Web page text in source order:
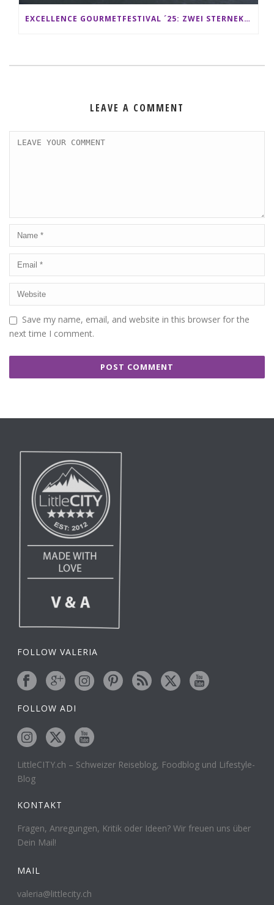
EXCELLENCE GOURMETFESTIVAL ´25: ZWEI STERNEKÖCHE ANTONIO GUIDA & DARIO MORESCO VERWÖHNEN IHRE GÄSTE AUF EINER LUXERIÖSEN SCHIFFSREISE
LEAVE A COMMENT
Save my name, email, and website in this browser for the
next time I comment.
FOLLOW VALERIA
FOLLOW ADI
LittleCITY.ch – Schweizer Reiseblog, Foodblog und Lifestyle-
Blog
KONTAKT
Fragen, Anregungen, Kritik oder Ideen? Wir freuen uns über
Dein Mail!
MAIL
valeria@littlecity.ch